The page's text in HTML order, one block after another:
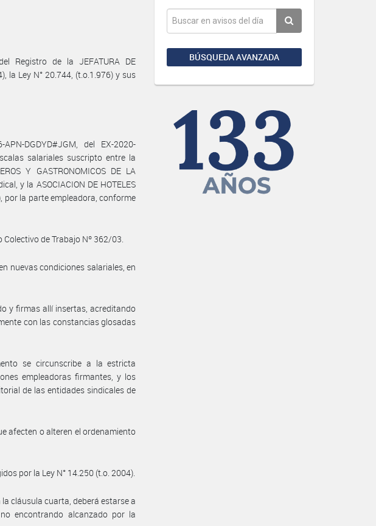
BÚSQUEDA AVANZADA
Registro de la JEFATURA DE
la Ley N° 20.744, (t.o.1.976) y sus
DGDYD#JGM, del EX-2020-
salariales suscripto entre la
Y GASTRONOMICOS DE LA
y la ASOCIACION DE HOTELES
por la parte empleadora, conforme
Colectivo de Trabajo Nº 362/03.
nuevas condiciones salariales, en
y firmas allí insertas, acreditando
con las constancias glosadas
se circunscribe a la estricta
empleadoras firmantes, y los
de las entidades sindicales de
afecten o alteren el ordenamiento
por la Ley N° 14.250 (t.o. 2004).
cláusula cuarta, deberá estarse a
encontrando alcanzado por la